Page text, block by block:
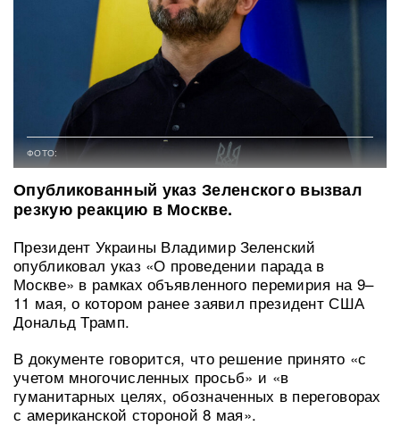
ФОТО:
Опубликованный указ Зеленского вызвал
резкую реакцию в Москве.
Президент Украины Владимир Зеленский
опубликовал указ «О проведении парада в
Москве» в рамках объявленного перемирия на 9–
11 мая, о котором ранее заявил президент США
Дональд Трамп.
В документе говорится, что решение принято «с
учетом многочисленных просьб» и «в
гуманитарных целях, обозначенных в переговорах
с американской стороной 8 мая».